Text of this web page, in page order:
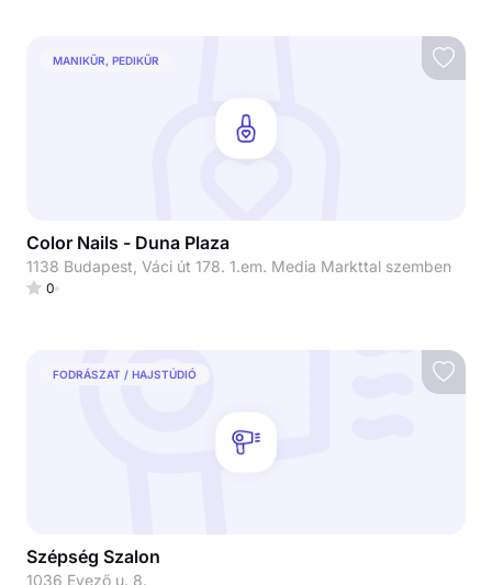
MANIKŰR, PEDIKŰR
Color Nails - Duna Plaza
1138 Budapest, Váci út 178. 1.em. Media Markttal szemben
0
FODRÁSZAT / HAJSTÚDIÓ
Szépség Szalon
1036 Evező u. 8.